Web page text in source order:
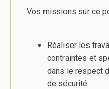
Vos missions sur ce
Réaliser les
contraintes et
dans le respect
de sécurité